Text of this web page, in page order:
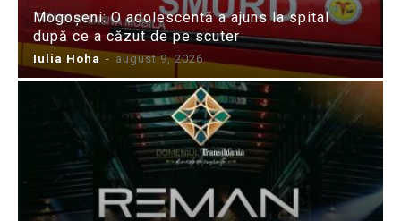
Mogoșeni: O adolescentă a ajuns la spital
după ce a căzut de pe scuter
Iulia Hoha - august 9, 2026